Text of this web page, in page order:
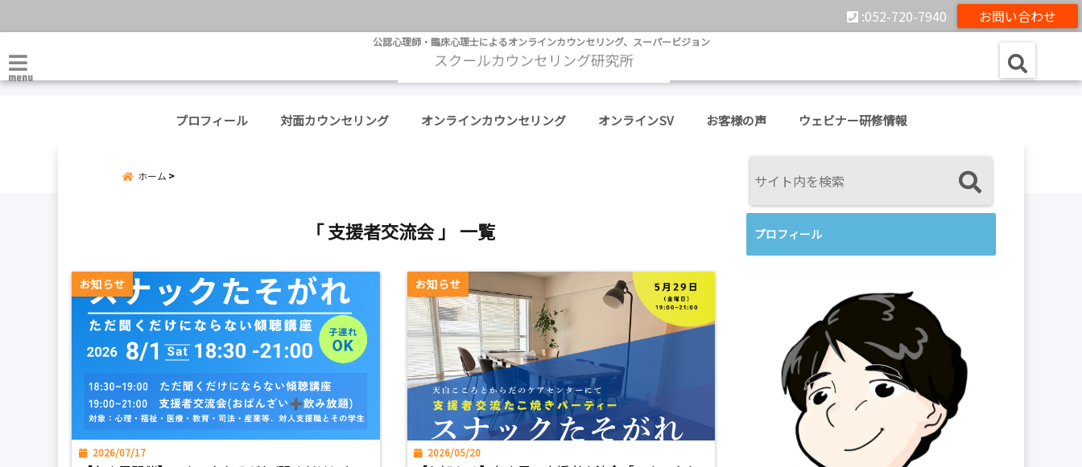
お問い合わせ
:052-720-7940
公認心理師・臨床心理士によるオンラインカウンセリング、スーパービジョン
menu
プロフィール 対面カウンセリング オンラインカウンセリング オンラインSV お客様の声 ウェビナー研修情報
ホーム
「 支援者交流会 」 一覧
お知らせ
2026/07/17
お知らせ
2026/05/20
プロフィール